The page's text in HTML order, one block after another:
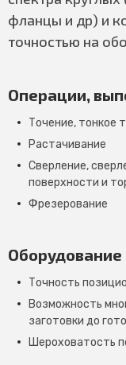
фланцы и др) и
точностью на
Операции,
Точение, тонкое
Растачивание
Сверление,
поверхности и
Фрезерование
Оборудование
Точность
Возможность
заготовки до
Шероховатость